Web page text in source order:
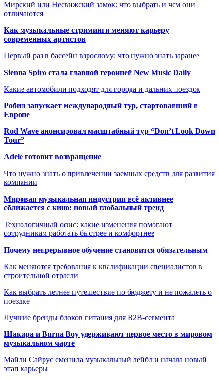
Мирский или Несвижский замок: что выбрать и чем они
отличаются
Как музыкальные стриминги меняют карьеру
современных артистов
Первый раз в бассейн взрослому: что нужно знать заранее
Sienna Spiro стала главной героиней New Music Daily
Какие автомобили подходят для города и дальних поездок
Робин запускает международный тур, стартовавший в
Европе
Rod Wave анонсировал масштабный тур “Don’t Look Down
Tour”
Adele готовит возвращение
Что нужно знать о привлечении заемных средств для развития
компании
Мировая музыкальная индустрия всё активнее
сближается с кино: новый глобальный тренд
Технологичный офис: какие изменения помогают
сотрудникам работать быстрее и комфортнее
Почему непрерывное обучение становится обязательным
Как меняются требования к квалификации специалистов в
строительной отрасли
Как выбрать летнее путешествие по бюджету и не пожалеть о
поездке
Лучшие бренды блоков питания для B2B-сегмента
Шакира и Burna Boy удерживают первое место в мировом
музыкальном чарте
Майли Сайрус сменила музыкальный лейбл и начала новый
этап карьеры